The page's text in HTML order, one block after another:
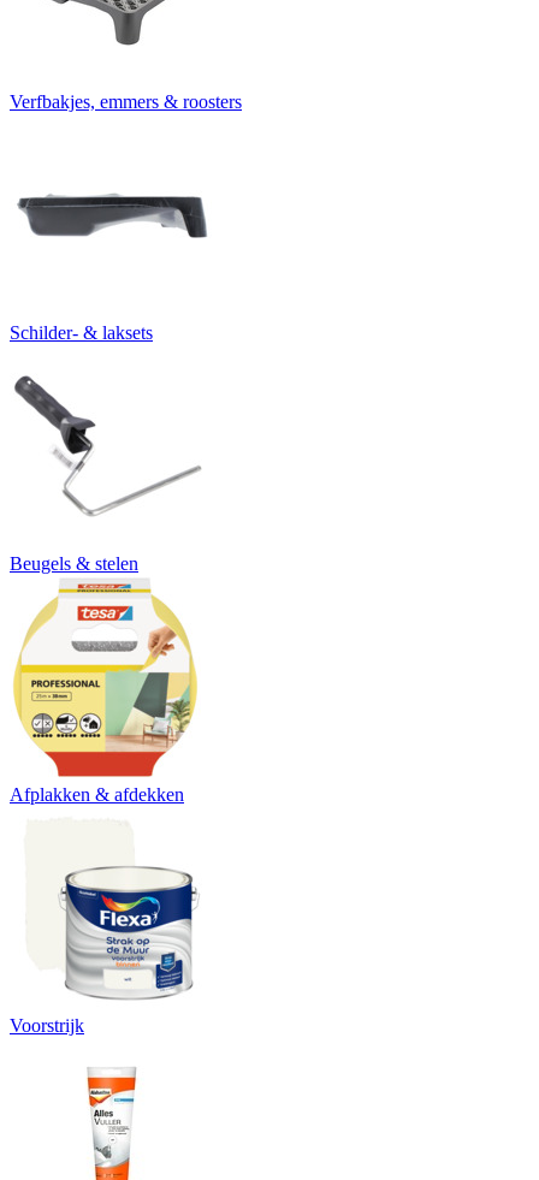
Verfbakjes, emmers & roosters
Schilder- & laksets
Beugels & stelen
Afplakken & afdekken
Voorstrijk